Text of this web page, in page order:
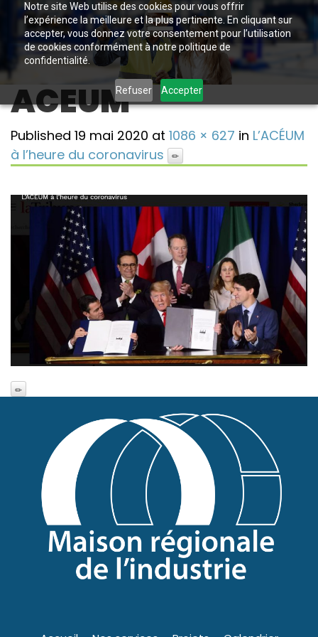
Notre site Web utilise des cookies pour vous offrir
l’expérience la meilleure et la plus pertinente. En cliquant sur
accepter, vous donnez votre consentement pour l’utilisation
de cookies conformément à notre politique de
confidentialité.
Refuser Accepter
ACEUM
Published 19 mai 2020 at 1086 × 627 in L’ACÉUM
à l’heure du coronavirus